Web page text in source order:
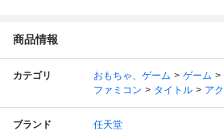
商品情報
カテゴリ おもちゃ、ゲーム ゲーム
ファミコン
タイトル ア
ブランド 任天堂